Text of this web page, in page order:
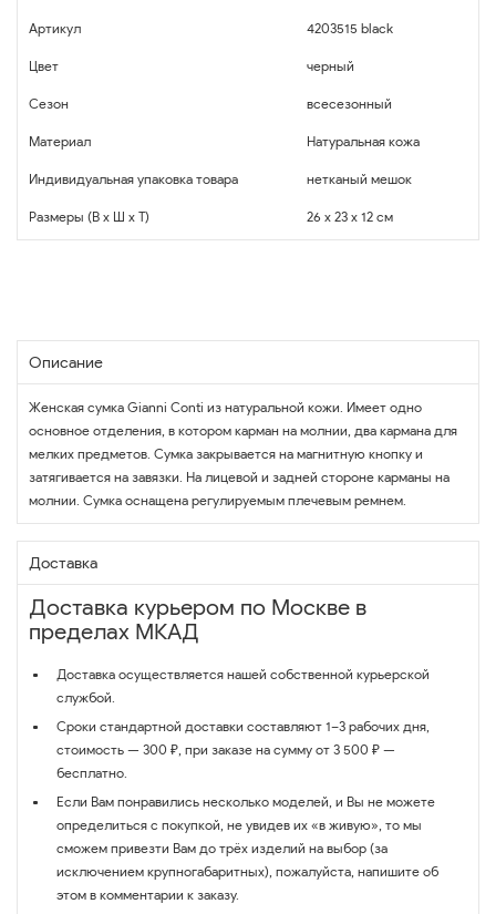
Артикул 4203515 black
Цвет черный
Сезон всесезонный
Материал Натуральная кожа
Индивидуальная упаковка товара нетканый мешок
Размеры (В x Ш x Т) 26 x 23 x 12 см
Описание
Женская сумка Gianni Conti из натуральной кожи. Имеет одно
основное отделения, в котором карман на молнии, два кармана для
мелких предметов. Сумка закрывается на магнитную кнопку и
затягивается на завязки. На лицевой и задней стороне карманы на
молнии. Сумка оснащена регулируемым плечевым ремнем.
Доставка
Доставка курьером по Москве в
пределах МКАД
Доставка осуществляется нашей собственной курьерской
службой.
Сроки стандартной доставки составляют 1–3 рабочих дня,
стоимость — 300 ₽, при заказе на сумму от 3 500 ₽ —
бесплатно.
Если Вам понравились несколько моделей, и Вы не можете
определиться с покупкой, не увидев их «в живую», то мы
сможем привезти Вам до трёх изделий на выбор (за
исключением крупногабаритных), пожалуйста, напишите об
этом в комментарии к заказу.